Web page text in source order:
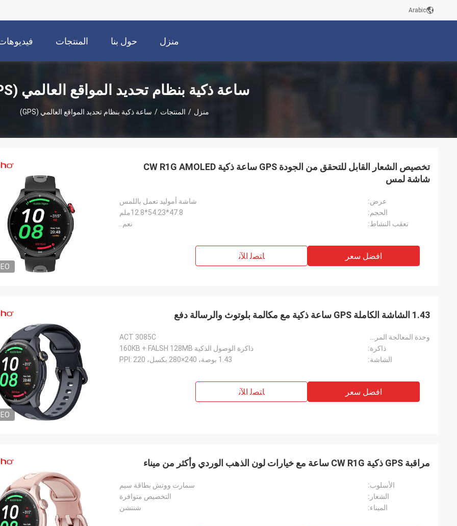
Arabic
منزل حول بنا المنتجات
ساعة ذكية بنظام تحديد المواقع العالمي (GPS)
منزل / المنتجات / ساعة ذكية بنظام تحديد المواقع العالمي (GPS)
تخصيص الشعار القابل للتحقق من الجودة GPS ساعة ذكية CW R1G AMOLED
شاشة لمس
عرض:
شاشة أموليد تعمل باللمس
الحجم:
47.8*54.23*12.8ملم
تعقب النشاط:
نعم..
افضل سعر ﺎﺘﺼﻟ ﺍﻶﻧ
1.43 الشاشة الكاملة GPS ساعة ذكية مع مكالمة بلوتوث والرسالة دفع
وحدة المعالجة المركزية:
ACT 3085C
ذاكرة:
ذاكرة الوصول الذكية 160KB + FALSH 128MB
الشاشة:
1.43 بوصة، 240×280 بكسل، PPI: 220
افضل سعر ﺎﺘﺼﻟ ﺍﻶﻧ
مراقبة GPS ذكية CW R1G ساعة مع خيارات لون الذهب الوردي وأكثر من ميناء
الأسلوب:
سمارت ووتش بطاقة سيم
الشعار:
التخصيص متوافرة
الميناء:
شنتشن